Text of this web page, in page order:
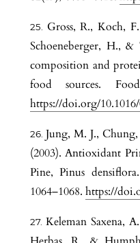
Gross, R., Koch,
Schoeneberger, H.,
composition and
food sources.
https://doi.org/
Jung, M. J.,
(2003). Antioxidant
Pine, Pinus
1064–1068. https://
Keleman Saxena,